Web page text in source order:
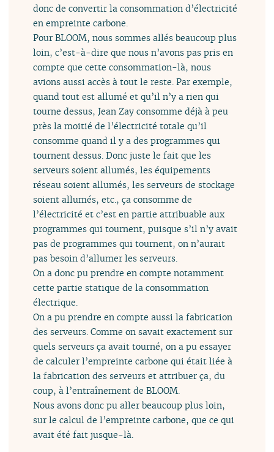
donc de convertir la consommation d’électricité
en empreinte carbone.
Pour BLOOM, nous sommes allés beaucoup plus
loin, c’est-à-dire que nous n’avons pas pris en
compte que cette consommation-là, nous
avions aussi accès à tout le reste. Par exemple,
quand tout est allumé et qu’il n’y a rien qui
tourne dessus, Jean Zay consomme déjà à peu
près la moitié de l’électricité totale qu’il
consomme quand il y a des programmes qui
tournent dessus. Donc juste le fait que les
serveurs soient allumés, les équipements
réseau soient allumés, les serveurs de stockage
soient allumés, etc., ça consomme de
l’électricité et c’est en partie attribuable aux
programmes qui tournent, puisque s’il n’y avait
pas de programmes qui tournent, on n’aurait
pas besoin d’allumer les serveurs.
On a donc pu prendre en compte notamment
cette partie statique de la consommation
électrique.
On a pu prendre en compte aussi la fabrication
des serveurs. Comme on savait exactement sur
quels serveurs ça avait tourné, on a pu essayer
de calculer l’empreinte carbone qui était liée à
la fabrication des serveurs et attribuer ça, du
coup, à l’entraînement de BLOOM.
Nous avons donc pu aller beaucoup plus loin,
sur le calcul de l’empreinte carbone, que ce qui
avait été fait jusque-là.